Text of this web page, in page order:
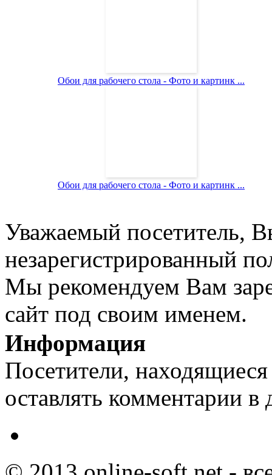
Обои для рабочего стола - Фото и картинк ...
Обои для рабочего стола - Фото и картинк ...
Уважаемый посетитель,
незарегистрированный
Мы рекомендуем Вам
сайт под своим именем.
Информация
Посетители,
оставлять комментарии в